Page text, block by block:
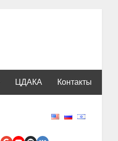
ЦДАКА Контакты